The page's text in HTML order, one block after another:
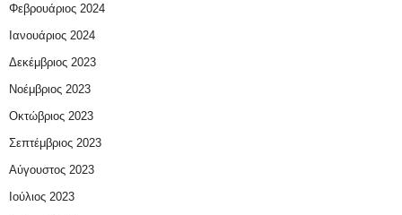
Φεβρουάριος 2024
Ιανουάριος 2024
Δεκέμβριος 2023
Νοέμβριος 2023
Οκτώβριος 2023
Σεπτέμβριος 2023
Αύγουστος 2023
Ιούλιος 2023